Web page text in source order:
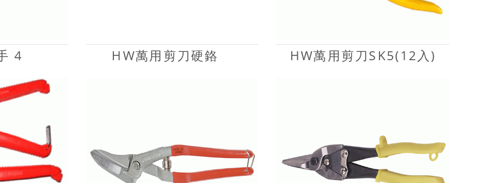
4 HW萬用剪刀硬鉻 HW萬用剪刀SK5(12入)